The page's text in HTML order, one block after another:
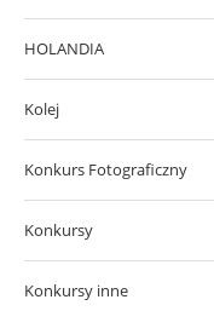
HOLANDIA
Kolej
Konkurs Fotograficzny
Konkursy
Konkursy inne